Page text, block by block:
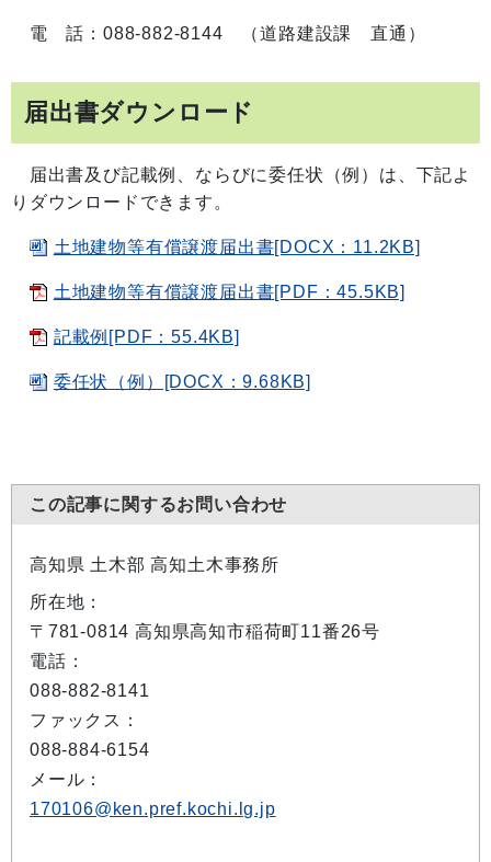
電 話：088-882-8144 （道路建設課 直通）
届出書ダウンロード
届出書及び記載例、ならびに委任状（例）は、下記よ
りダウンロードできます。
土地建物等有償譲渡届出書[DOCX：11.2KB]
土地建物等有償譲渡届出書[PDF：45.5KB]
記載例[PDF：55.4KB]
委任状（例）[DOCX：9.68KB]
この記事に関するお問い合わせ
高知県 土木部 高知土木事務所
所在地：
〒781-0814 高知県高知市稲荷町11番26号
電話：
088-882-8141
ファックス：
088-884-6154
メール：
170106@ken.pref.kochi.lg.jp